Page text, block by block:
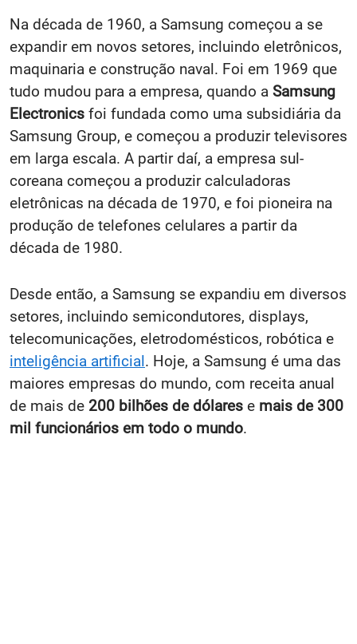
Na década de 1960, a Samsung começou a se
expandir em novos setores, incluindo eletrônicos,
maquinaria e construção naval. Foi em 1969 que
tudo mudou para a empresa, quando a Samsung
Electronics foi fundada como uma subsidiária da
Samsung Group, e começou a produzir televisores
em larga escala. A partir daí, a empresa sul-
coreana começou a produzir calculadoras
eletrônicas na década de 1970, e foi pioneira na
produção de telefones celulares a partir da
década de 1980.
Desde então, a Samsung se expandiu em diversos
setores, incluindo semicondutores, displays,
telecomunicações, eletrodomésticos, robótica e
inteligência artificial. Hoje, a Samsung é uma das
maiores empresas do mundo, com receita anual
de mais de 200 bilhões de dólares e mais de 300
mil funcionários em todo o mundo.